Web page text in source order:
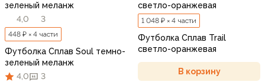
зеленый меланж
4,0
3
448 ₽ × 4 части
Футболка Сплав Soul темно-
зеленый меланж
4,0
3
светло-оранжевая
1 048 ₽ × 4 части
Футболка Сплав Trail
светло-оранжевая
В корзину